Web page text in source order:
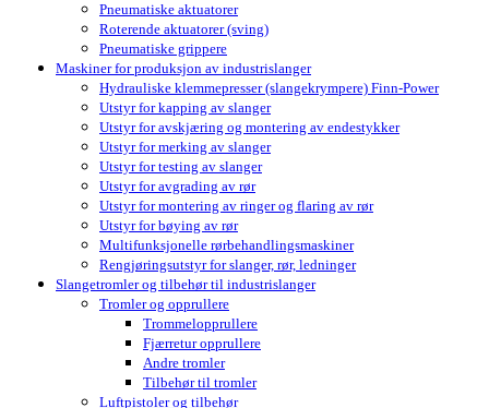
Pneumatiske aktuatorer
Roterende aktuatorer (sving)
Pneumatiske grippere
Maskiner for produksjon av industrislanger
Hydrauliske klemmepresser (slangekrympere) Finn-Power
Utstyr for kapping av slanger
Utstyr for avskjæring og montering av endestykker
Utstyr for merking av slanger
Utstyr for testing av slanger
Utstyr for avgrading av rør
Utstyr for montering av ringer og flaring av rør
Utstyr for bøying av rør
Multifunksjonelle rørbehandlingsmaskiner
Rengjøringsutstyr for slanger, rør, ledninger
Slangetromler og tilbehør til industrislanger
Tromler og opprullere
Trommelopprullere
Fjærretur opprullere
Andre tromler
Tilbehør til tromler
Luftpistoler og tilbehør